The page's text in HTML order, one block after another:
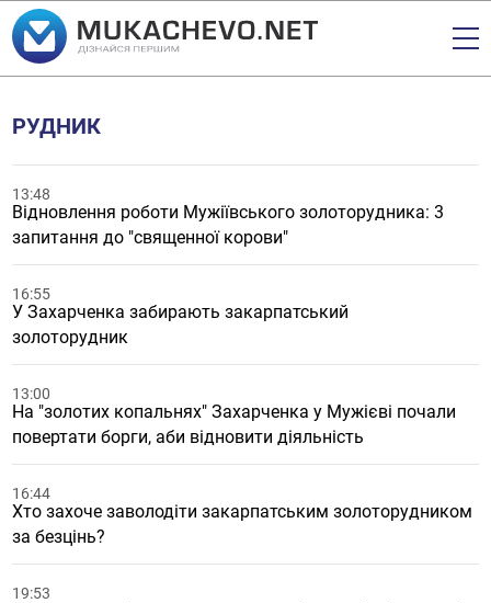
РУДНИК
13:48
Відновлення роботи Мужіївського золоторудника: 3
запитання до "священної корови"
16:55
У Захарченка забирають закарпатський
золоторудник
13:00
На "золотих копальнях" Захарченка у Мужієві почали
повертати борги, аби відновити діяльність
16:44
Хто захоче заволодіти закарпатським золоторудником
за безцінь?
19:53